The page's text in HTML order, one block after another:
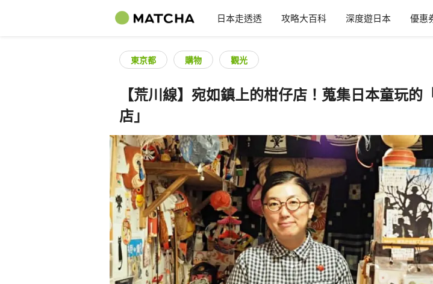
日本走透透 攻略大百科 深度遊日本 優惠
東京都 購物 觀光
【荒川線】宛如鎮上的柑仔店！蒐集日本童玩的
店」